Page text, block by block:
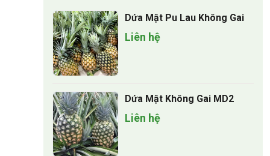
Dứa Mật Pu Lau Không Gai
Liên hệ
Dứa Mật Không Gai MD2
Liên hệ